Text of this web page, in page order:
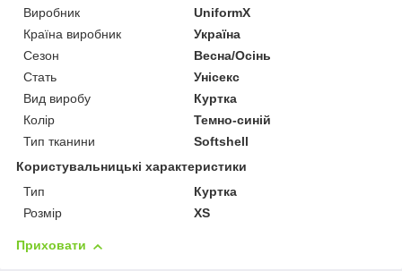
Виробник
UniformX
Країна виробник
Україна
Сезон
Весна/Осінь
Стать
Унісекс
Вид виробу
Куртка
Колір
Темно-синій
Тип тканини
Softshell
Користувальницькі характеристики
Тип
Куртка
Розмір
XS
Приховати